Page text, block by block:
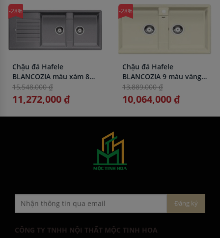
-28%
Chậu đá Hafele
BLANCOZIA màu xám 8S
565.76.959
15,548,000 ₫
11,272,000 ₫
-28%
Chậu đá Hafele
BLANCOZIA 9 màu vàng
567.68.649
13,889,000 ₫
10,064,000 ₫
CÔNG TY TNHH NỘI THẤT MỘC TINH HOA